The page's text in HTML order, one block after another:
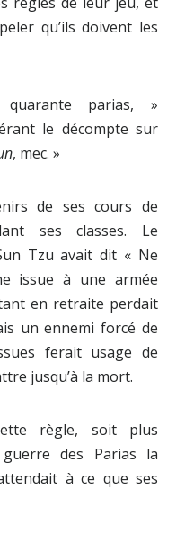
qu’ils doivent les
parias, »
le décompte sur
, mec. »
de ses cours de
ses classes. Le
Tzu avait dit « Ne
issue à une armée
en retraite perdait
un ennemi forcé de
ferait usage de
jusqu’à la mort.
règle, soit plus
des Parias la
à ce que ses